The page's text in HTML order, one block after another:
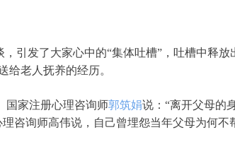
发了大家心中的“集体吐槽”，吐槽中释放
给老人抚养的经历。
家注册心理咨询师郭筑娟说：“离开父母的
咨询师高伟说，自己曾埋怨当年父母为何